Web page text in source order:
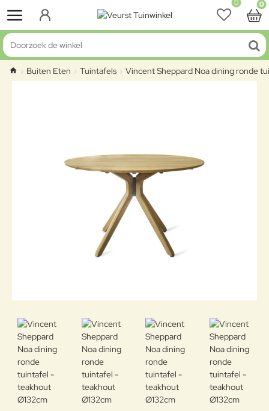
0 0
Doorzoek de winkel
home
Buiten Eten Tuintafels Vincent Sheppard Noa dining ronde